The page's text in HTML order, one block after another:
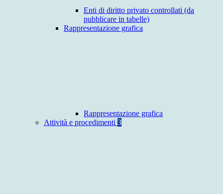
Enti di diritto privato controllati (da
pubblicare in tabelle)
Rappresentazione grafica
Rappresentazione grafica
Attività e procedimenti 3